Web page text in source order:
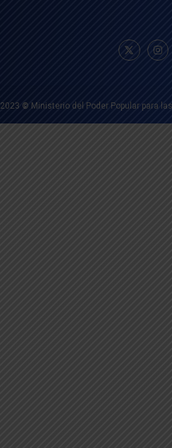
2023 © Ministerio del Poder Popular para